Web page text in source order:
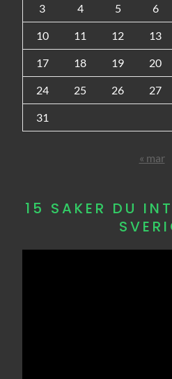
3 4 5 6
10 11 12 13
17 18 19 20
24 25 26 27
31
« mar
15 SAKER DU